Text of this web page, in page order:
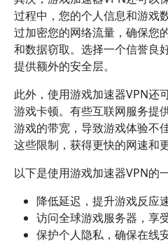
过程中，您的个人信息和游戏
过加密您的网络流量，确保您
和数据窃取。选择一个信誉良
提供额外的安全层。
此外，使用游戏加速器VPN还
游戏卡顿。有些互联网服务提
游戏的带宽，导致游戏体验不
这些限制，获得更快的网速和
以下是使用游戏加速器VPN的
降低延迟，提升游戏反应速
访问全球游戏服务器，享
保护个人隐私，确保在线安